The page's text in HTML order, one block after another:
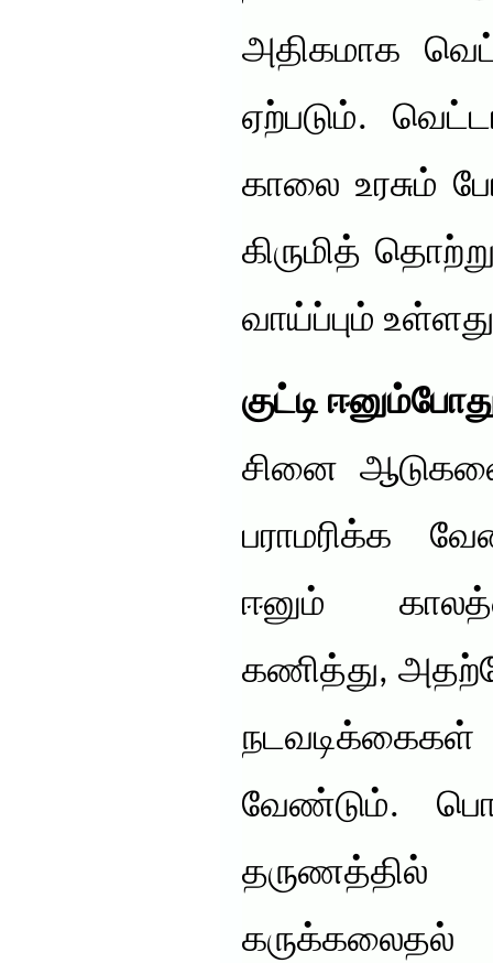
அதிகமாக
ஏற்படும்.
காலை உரசும்
கிருமித்
வாய்ப்பும்
குட்டி
சினை
பராமரிக்க
ஈனும்
கணித்து,
வேண்டும்.
தருணத்தில்
கருக்கலைதல்